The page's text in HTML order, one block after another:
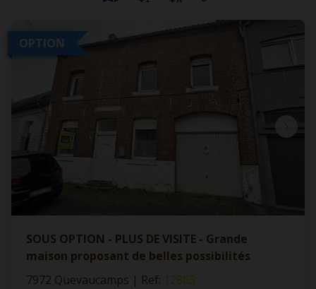
OPTION
SOUS OPTION - PLUS DE VISITE - Grande
maison proposant de belles possibilités
7972 Quevaucamps | Ref: 12803